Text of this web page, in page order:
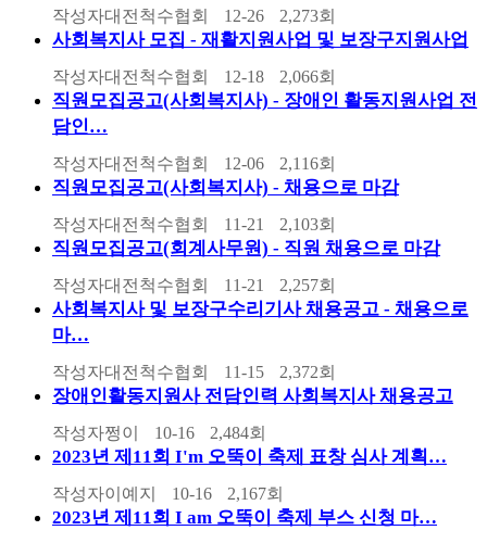
작성자대전척수협회 12-26 2,273회
사회복지사 모집 - 재활지원사업 및 보장구지원사업
작성자대전척수협회 12-18 2,066회
직원모집공고(사회복지사) - 장애인 활동지원사업 전
담인…
작성자대전척수협회 12-06 2,116회
직원모집공고(사회복지사) - 채용으로 마감
작성자대전척수협회 11-21 2,103회
직원모집공고(회계사무원) - 직원 채용으로 마감
작성자대전척수협회 11-21 2,257회
사회복지사 및 보장구수리기사 채용공고 - 채용으로
마…
작성자대전척수협회 11-15 2,372회
장애인활동지원사 전담인력 사회복지사 채용공고
작성자쩡이 10-16 2,484회
2023년 제11회 I'm 오뚝이 축제 표창 심사 계획…
작성자이예지 10-16 2,167회
2023년 제11회 I am 오뚝이 축제 부스 신청 마…